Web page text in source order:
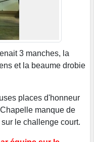
3 manches, la
et la beaume drobie
places d'honneur
manque de
le challenge court.